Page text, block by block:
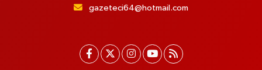
gazeteci64@hotmail.com